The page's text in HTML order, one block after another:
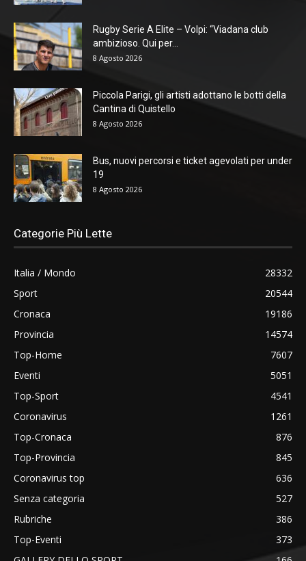
Rugby Serie A Elite – Volpi: “Viadana club
ambizioso. Qui per...
8 Agosto 2026
Piccola Parigi, gli artisti adottano le botti della
Cantina di Quistello
8 Agosto 2026
Bus, nuovi percorsi e ticket agevolati per under
19
8 Agosto 2026
Categorie Più Lette
Italia / Mondo
28332
Sport
20544
Cronaca
19186
Provincia
14574
Top-Home
7607
Eventi
5051
Top-Sport
4541
Coronavirus
1261
Top-Cronaca
876
Top-Provincia
845
Coronavirus top
636
Senza categoria
527
Rubriche
386
Top-Eventi
373